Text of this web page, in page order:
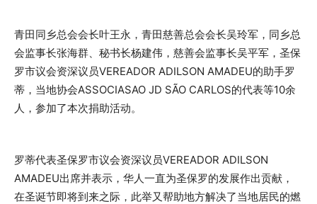
青田同乡总会会长叶王永，青田慈善总会会长吴玲军，同乡总
会监事长张海群、秘书长杨建伟，慈善会监事长吴平军，圣保
罗市议会资深议员VEREADOR ADILSON AMADEU的助手罗
蒂，当地协会ASSOCIASAO JD SÃO CARLOS的代表等10余
人，参加了本次捐助活动。
罗蒂代表圣保罗市议会资深议员VEREADOR ADILSON
AMADEU出席并表示，华人一直为圣保罗的发展作出贡献，
在圣诞节即将到来之际，此举又帮助地方解决了当地居民的燃